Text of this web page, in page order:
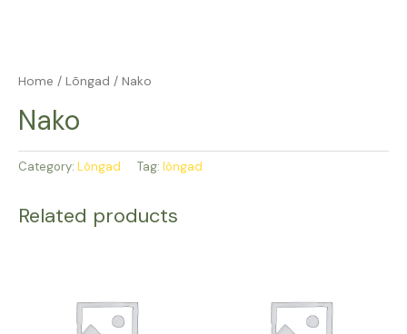
Home / Lõngad / Nako
Nako
Category: Lõngad Tag: lõngad
Related products